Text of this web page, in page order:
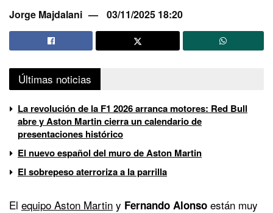
Jorge Majdalani 03/11/2025 18:20
Últimas noticias
La revolución de la F1 2026 arranca motores: Red Bull
abre y Aston Martin cierra un calendario de
presentaciones histórico
El nuevo español del muro de Aston Martin
El sobrepeso aterroriza a la parrilla
El equipo Aston Martin y Fernando Alonso están muy